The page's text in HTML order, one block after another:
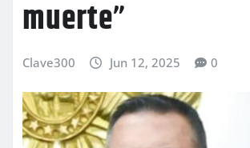
muerte”
Clave300 Jun 12, 2025 0